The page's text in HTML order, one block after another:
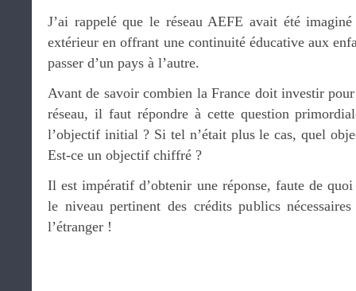
J’ai rappelé que le réseau AEFE avait été
extérieur en offrant une continuité éducative aux
passer d’un pays à l’autre.
Avant de savoir combien la France doit investir
réseau, il faut répondre à cette question
l’objectif initial ? Si tel n’était plus le cas, quel
Est-ce un objectif chiffré ?
Il est impératif d’obtenir une réponse, faute de
le niveau pertinent des crédits publics
l’étranger !